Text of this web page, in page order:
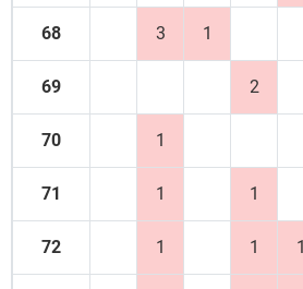
68 3 1
69 2
70 1
71 1 1
72 1 1 1